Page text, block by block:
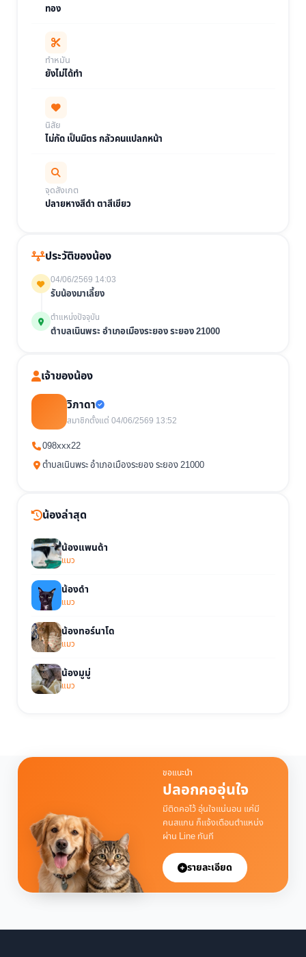
ทอง
ทำหมัน
ยังไม่ได้ทำ
นิสัย
ไม่กัด เป็นมิตร กลัวคนแปลกหน้า
จุดสังเกต
ปลายหางสีดำ ตาสีเขียว
ประวัติของน้อง
04/06/2569 14:03
รับน้องมาเลี้ยง
ตำแหน่งปัจจุบัน
ตำบลเนินพระ อำเภอเมืองระยอง ระยอง 21000
เจ้าของน้อง
วิภาดา
สมาชิกตั้งแต่ 04/06/2569 13:52
098xxx22
ตำบลเนินพระ อำเภอเมืองระยอง ระยอง 21000
น้องล่าสุด
น้องแพนด้า
แมว
น้องดำ
แมว
น้องทอร์นาโด
แมว
น้องมูมู่
แมว
ขอแนะนำ
ปลอกคออุ่นใจ
มีติดคอไว้ อุ่นใจแน่นอน แค่มี
คนสแกน ก็แจ้งเตือนตำแหน่ง
ผ่าน Line ทันที
รายละเอียด